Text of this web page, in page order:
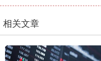
相关文章